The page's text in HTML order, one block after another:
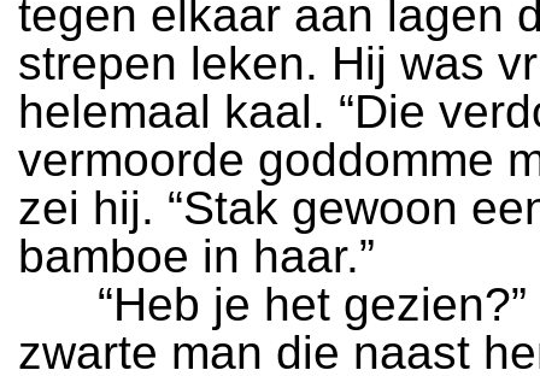
tegen elkaar aan lagen
strepen leken. Hij was
helemaal kaal. “Die
vermoorde goddomme
zei hij. “Stak gewoon
bamboe in haar.”
“Heb je het gezien?”
zwarte man die naast